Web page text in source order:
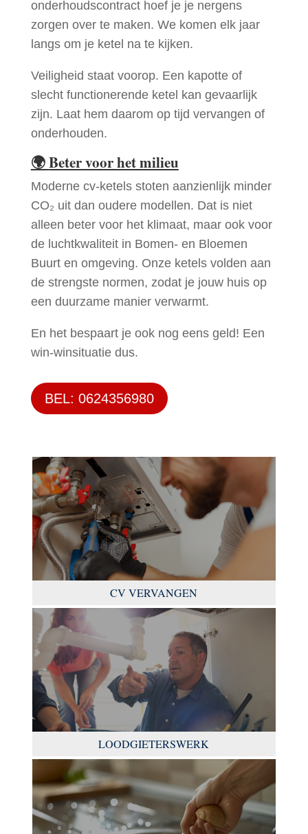
onderhoudscontract hoef je je nergens
zorgen over te maken. We komen elk jaar
langs om je ketel na te kijken.
Veiligheid staat voorop. Een kapotte of
slecht functionerende ketel kan gevaarlijk
zijn. Laat hem daarom op tijd vervangen of
onderhouden.
🌍Beter voor het milieu
Moderne cv-ketels stoten aanzienlijk minder
CO₂ uit dan oudere modellen. Dat is niet
alleen beter voor het klimaat, maar ook voor
de luchtkwaliteit in Bomen- en Bloemen
Buurt en omgeving. Onze ketels volden aan
de strengste normen, zodat je jouw huis op
een duurzame manier verwarmt.
En het bespaart je ook nog eens geld! Een
win-winsituatie dus.
BEL: 0624356980
CV VERVANGEN
LOODGIETERSWERK